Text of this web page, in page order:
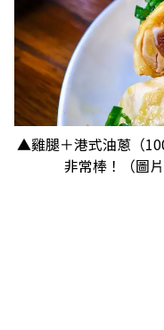
▲雞腿＋港式油蔥（
非常棒！（圖